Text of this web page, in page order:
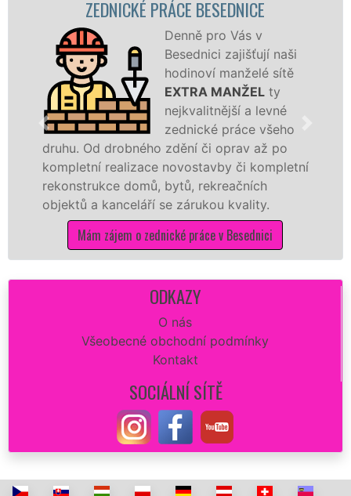
ZEDNICKÉ PRÁCE BESEDNICE
Denně pro Vás v
Besednici zajišťují naši
hodinoví manželé sítě
EXTRA MANŽELty
nejkvalitnější a levné
zednické práce všeho
Od drobného zdění či oprav až po
realizace novostavby či kompletní
domů, bytů, rekreačních
a kanceláří se zárukou kvality.
Mám zájem o zednické práce v Besednici
ODKAZY
O nás
Všeobecné obchodní podmínky
Kontakt
SOCIÁLNÍ SÍTĚ